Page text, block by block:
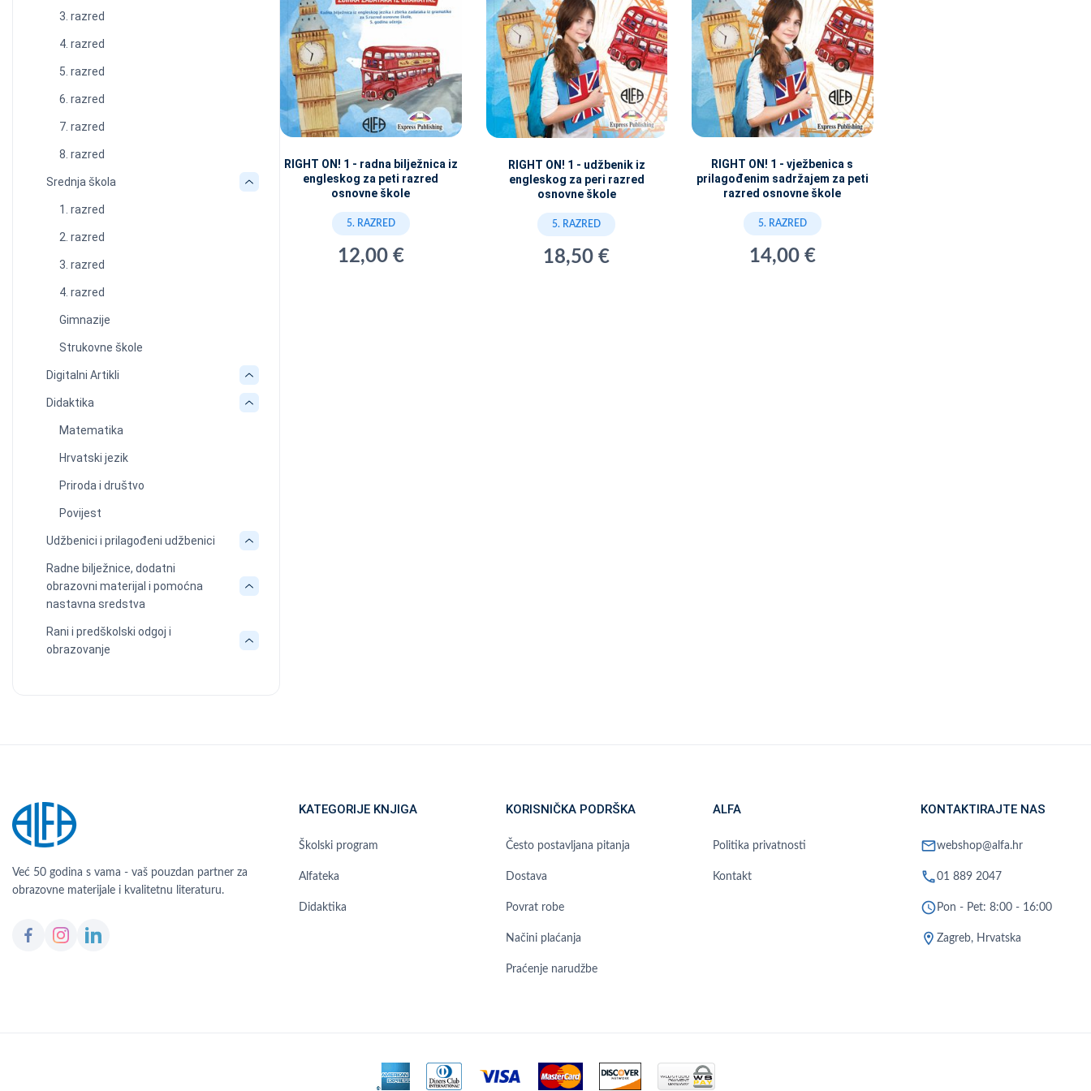
3. razred
4. razred
5. razred
6. razred
7. razred
8. razred
Srednja škola
1. razred
2. razred
3. razred
4. razred
Gimnazije
Strukovne škole
Digitalni Artikli
Didaktika
Matematika
Hrvatski jezik
Priroda i društvo
Povijest
Udžbenici i prilagođeni udžbenici
Radne bilježnice, dodatni
obrazovni materijal i pomoćna
nastavna sredstva
Rani i predškolski odgoj i
obrazovanje
RIGHT ON! 1 - radna bilježnica iz
engleskog za peti razred
osnovne škole
5. RAZRED
12,00 €
RIGHT ON! 1 - udžbenik iz
engleskog za peri razred
osnovne škole
5. RAZRED
18,50 €
RIGHT ON! 1 - vježbenica s
prilagođenim sadržajem za peti
razred osnovne škole
5. RAZRED
14,00 €
Već 50 godina s vama - vaš pouzdan partner za
obrazovne materijale i kvalitetnu literaturu.
KATEGORIJE KNJIGA
Školski program
Alfateka
Didaktika
KORISNIČKA PODRŠKA
Često postavljana pitanja
Dostava
Povrat robe
Načini plaćanja
Praćenje narudžbe
ALFA
Politika privatnosti
Kontakt
KONTAKTIRAJTE NAS
mailwebshop@alfa.hr
phone01 889 2047
schedule Pon - Pet: 8:00 - 16:00
location_on Zagreb, Hrvatska